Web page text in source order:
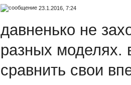
23.1.2016, 7:24
давненько не
разных моделях.
сравнить свои